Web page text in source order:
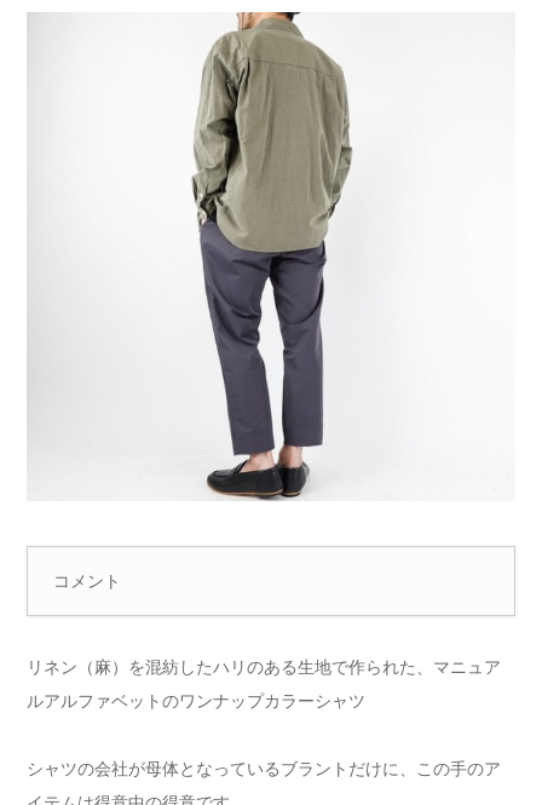
コメント
リネン（麻）を混紡したハリのある生地で作られた、マニュア
ルアルファベットのワンナップカラーシャツ
シャツの会社が母体となっているブラントだけに、この手のア